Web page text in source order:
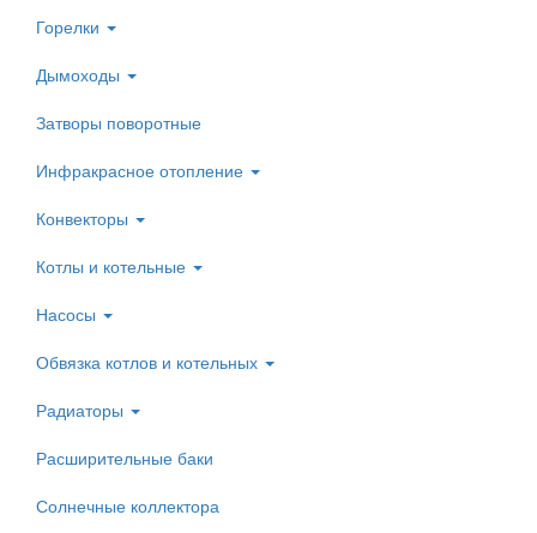
Горелки
Дымоходы
Затворы поворотные
Инфракрасное отопление
Конвекторы
Котлы и котельные
Насосы
Обвязка котлов и котельных
Радиаторы
Расширительные баки
Солнечные коллектора